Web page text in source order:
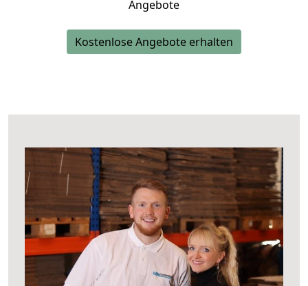
Angebote
Kostenlose Angebote erhalten